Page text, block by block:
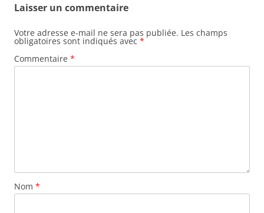
a
t
i
o
i
Laisser un commentaire
Votre adresse e-mail ne sera pas publiée. Les champs
obligatoires sont indiqués avec *
Commentaire *
Nom *